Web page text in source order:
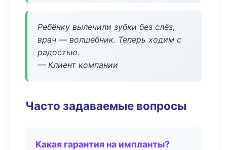
Ребёнку вылечили зубки без слёз,
врач — волшебник. Теперь ходим с
радостью.
— Клиент компании
Часто задаваемые вопросы
Какая гарантия на импланты?